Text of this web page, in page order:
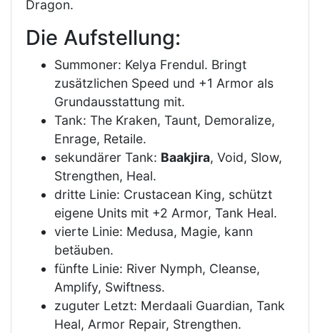
Dragon.
Die Aufstellung:
Summoner: Kelya Frendul. Bringt
zusätzlichen Speed und +1 Armor als
Grundausstattung mit.
Tank: The Kraken, Taunt, Demoralize,
Enrage, Retaile.
sekundärer Tank: Baakjira, Void, Slow,
Strengthen, Heal.
dritte Linie: Crustacean King, schützt
eigene Units mit +2 Armor, Tank Heal.
vierte Linie: Medusa, Magie, kann
betäuben.
fünfte Linie: River Nymph, Cleanse,
Amplify, Swiftness.
zuguter Letzt: Merdaali Guardian, Tank
Heal, Armor Repair, Strengthen.